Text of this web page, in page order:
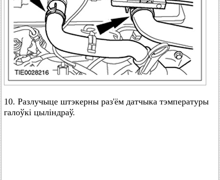
10. Разлучыце штэкерны раз'ём датчыка тэмпературы
галоўкі цыліндраў.